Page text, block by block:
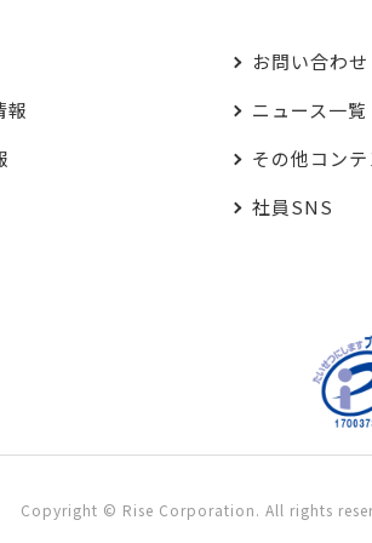
報
お問い合わせ
ニュース一覧
その他コンテ
社員SNS
Copyright © Rise Corporation. All rights